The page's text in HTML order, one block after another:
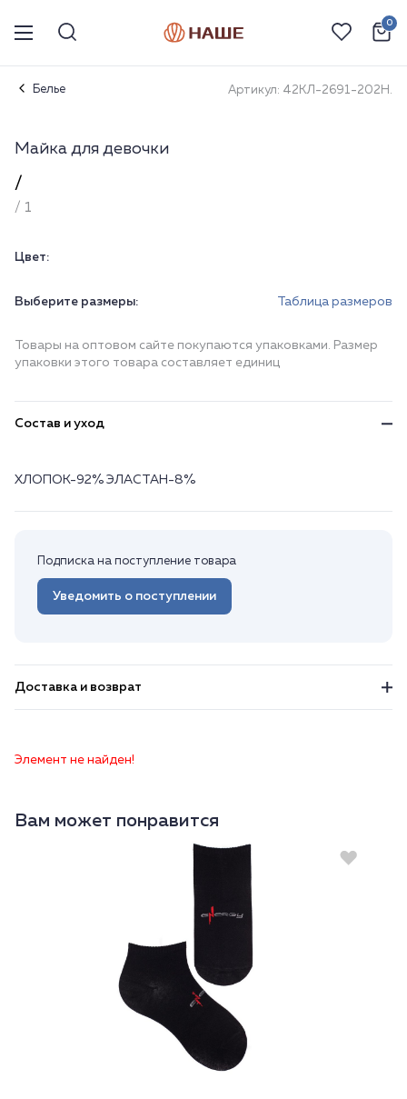
0
Белье Артикул: 42КЛ-2691-202Н.
Майка для девочки
/
/ 1
Цвет:
Выберите размеры: Таблица размеров
Товары на оптовом сайте покупаются упаковками. Размер
упаковки этого товара составляет единиц
Состав и уход
ХЛОПОК-92% ЭЛАСТАН-8%
Подписка на поступление товара
Уведомить о поступлении
Доставка и возврат
Элемент не найден!
Вам может понравится